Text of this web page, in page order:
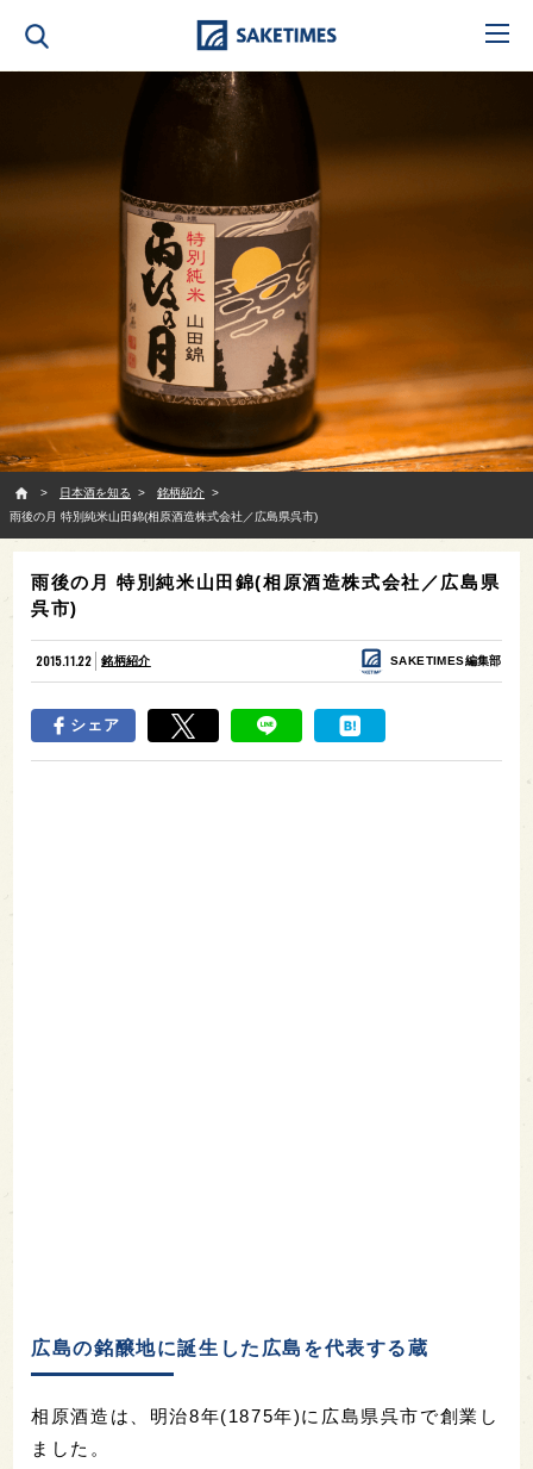
日本酒を知る
銘柄紹介
雨後の月 特別純米山田錦(相原酒造株式会社／広島県呉市)
雨後の月 特別純米山田錦(相原酒造株式会社／広島県
呉市)
2015.11.22 銘柄紹介 SAKETIMES編集部
シェア
広島の銘醸地に誕生した広島を代表する蔵
相原酒造は、明治8年(1875年)に広島県呉市で創業し
ました。